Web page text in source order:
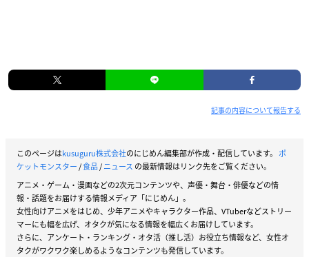
記事の内容について報告する
このページはkusuguru株式会社のにじめん編集部が作成・配信しています。 ポ
ケットモンスター/食品/ニュース の最新情報はリンク先をご覧ください。
アニメ・ゲーム・漫画などの2次元コンテンツや、声優・舞台・俳優などの情
報・話題をお届けする情報メディア「にじめん」。
女性向けアニメをはじめ、少年アニメやキャラクター作品、VTuberなどストリー
マーにも幅を広げ、オタクが気になる情報を幅広くお届けしています。
さらに、アンケート・ランキング・オタ活（推し活）お役立ち情報など、女性オ
タクがワクワク楽しめるようなコンテンツも発信しています。